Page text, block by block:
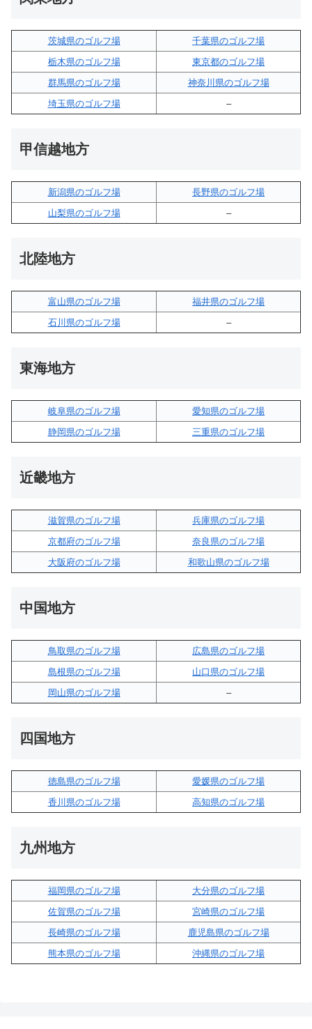
茨城県のゴルフ場
千葉県のゴルフ場
栃木県のゴルフ場
東京都のゴルフ場
群馬県のゴルフ場
神奈川県のゴルフ場
埼玉県のゴルフ場
–
甲信越地方
新潟県のゴルフ場
長野県のゴルフ場
山梨県のゴルフ場
–
北陸地方
富山県のゴルフ場
福井県のゴルフ場
石川県のゴルフ場
–
東海地方
岐阜県のゴルフ場
愛知県のゴルフ場
静岡県のゴルフ場
三重県のゴルフ場
近畿地方
滋賀県のゴルフ場
兵庫県のゴルフ場
京都府のゴルフ場
奈良県のゴルフ場
大阪府のゴルフ場
和歌山県のゴルフ場
中国地方
鳥取県のゴルフ場
広島県のゴルフ場
島根県のゴルフ場
山口県のゴルフ場
岡山県のゴルフ場
–
四国地方
徳島県のゴルフ場
愛媛県のゴルフ場
香川県のゴルフ場
高知県のゴルフ場
九州地方
福岡県のゴルフ場
大分県のゴルフ場
佐賀県のゴルフ場
宮崎県のゴルフ場
長崎県のゴルフ場
鹿児島県のゴルフ場
熊本県のゴルフ場
沖縄県のゴルフ場